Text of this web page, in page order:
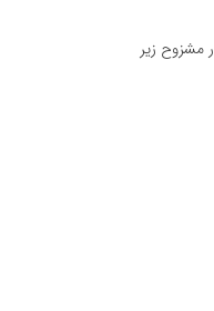
مشزوح زیر